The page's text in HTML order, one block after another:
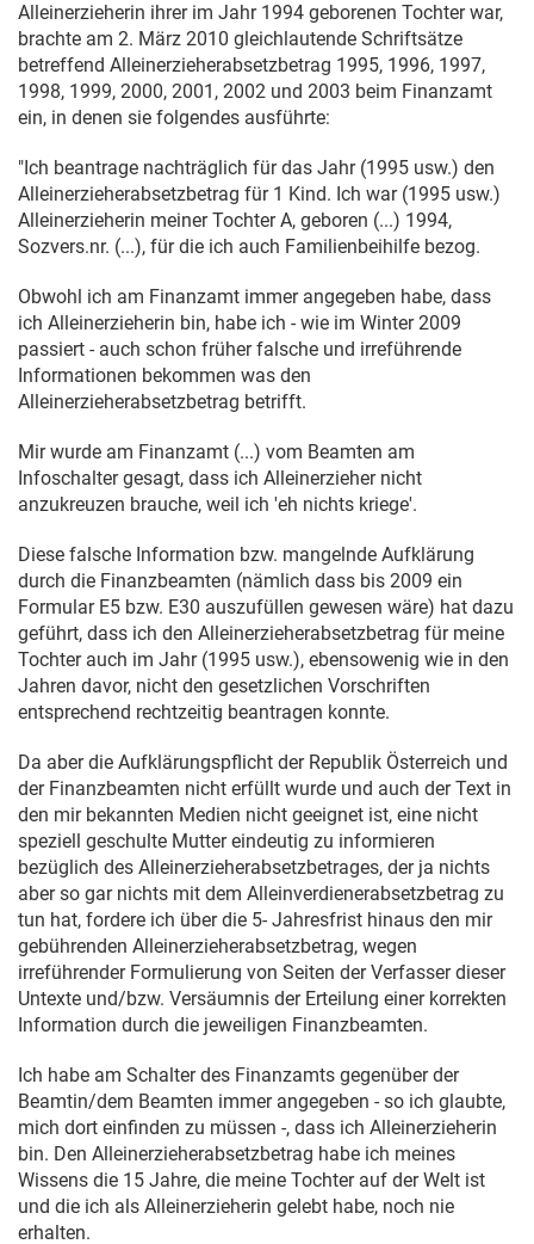
Alleinerzieherin ihrer im Jahr 1994 geborenen Tochter war,
brachte am 2. März 2010 gleichlautende Schriftsätze
betreffend Alleinerzieherabsetzbetrag 1995, 1996, 1997,
1998, 1999, 2000, 2001, 2002 und 2003 beim Finanzamt
ein, in denen sie folgendes ausführte:
"Ich beantrage nachträglich für das Jahr (1995 usw.) den
Alleinerzieherabsetzbetrag für 1 Kind. Ich war (1995 usw.)
Alleinerzieherin meiner Tochter A, geboren (...) 1994,
Sozvers.nr. (...), für die ich auch Familienbeihilfe bezog.
Obwohl ich am Finanzamt immer angegeben habe, dass
ich Alleinerzieherin bin, habe ich - wie im Winter 2009
passiert - auch schon früher falsche und irreführende
Informationen bekommen was den
Alleinerzieherabsetzbetrag betrifft.
Mir wurde am Finanzamt (...) vom Beamten am
Infoschalter gesagt, dass ich Alleinerzieher nicht
anzukreuzen brauche, weil ich 'eh nichts kriege'.
Diese falsche Information bzw. mangelnde Aufklärung
durch die Finanzbeamten (nämlich dass bis 2009 ein
Formular E5 bzw. E30 auszufüllen gewesen wäre) hat dazu
geführt, dass ich den Alleinerzieherabsetzbetrag für meine
Tochter auch im Jahr (1995 usw.), ebensowenig wie in den
Jahren davor, nicht den gesetzlichen Vorschriften
entsprechend rechtzeitig beantragen konnte.
Da aber die Aufklärungspflicht der Republik Österreich und
der Finanzbeamten nicht erfüllt wurde und auch der Text in
den mir bekannten Medien nicht geeignet ist, eine nicht
speziell geschulte Mutter eindeutig zu informieren
bezüglich des Alleinerzieherabsetzbetrages, der ja nichts
aber so gar nichts mit dem Alleinverdienerabsetzbetrag zu
tun hat, fordere ich über die 5- Jahresfrist hinaus den mir
gebührenden Alleinerzieherabsetzbetrag, wegen
irreführender Formulierung von Seiten der Verfasser dieser
Untexte und/bzw. Versäumnis der Erteilung einer korrekten
Information durch die jeweiligen Finanzbeamten.
Ich habe am Schalter des Finanzamts gegenüber der
Beamtin/dem Beamten immer angegeben - so ich glaubte,
mich dort einfinden zu müssen -, dass ich Alleinerzieherin
bin. Den Alleinerzieherabsetzbetrag habe ich meines
Wissens die 15 Jahre, die meine Tochter auf der Welt ist
und die ich als Alleinerzieherin gelebt habe, noch nie
erhalten.